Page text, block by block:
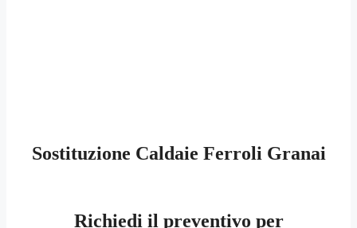
Sostituzione Caldaie Ferroli Granai
Richiedi il preventivo per